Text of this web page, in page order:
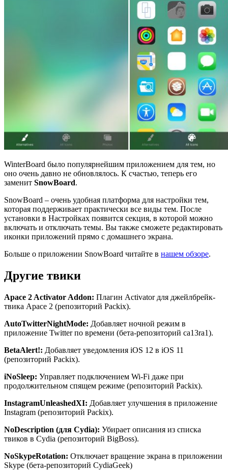
WinterBoard было популярнейшим приложением для тем, но
оно очень давно не обновлялось. К счастью, теперь его
заменит SnowBoard.
SnowBoard – очень удобная платформа для настройки тем,
которая поддерживает практически все виды тем. После
установки в Настройках появится секция, в которой можно
включать и отключать темы. Вы также сможете редактировать
иконки приложений прямо с домашнего экрана.
Больше о приложении SnowBoard читайте в нашем обзоре.
Другие твики
Apace 2 Activator Addon: Плагин Activator для джейлбрейк-
твика Apace 2 (репозиторий Packix).
AutoTwitterNightMode: Добавляет ночной режим в
приложение Twitter по времени (бета-репозиторий ca13ra1).
BetaAlert!: Добавляет уведомления iOS 12 в iOS 11
(репозиторий Packix).
iNoSleep: Управляет подключением Wi-Fi даже при
продолжительном спящем режиме (репозиторий Packix).
InstagramUnleashedXI: Добавляет улучшения в приложение
Instagram (репозиторий Packix).
NoDescription (для Cydia): Убирает описания из списка
твиков в Cydia (репозиторий BigBoss).
NoSkypeRotation: Отключает вращение экрана в приложении
Skype (бета-репозиторий CydiaGeek)